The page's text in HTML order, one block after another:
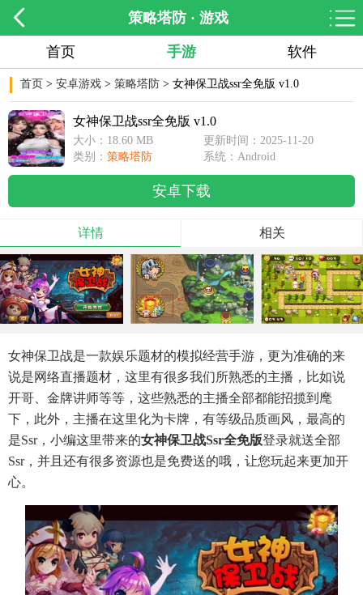
策略塔防 · 游戏
首页 手游 软件
首页 > 安卓游戏 > 策略塔防 > 女神保卫战ssr全免版 v1.0
女神保卫战ssr全免版 v1.0
大小：18.60 MB
更新时间：2025-11-20
17:22:14
类别： 策略塔防 系统：Android
安卓下载
详情 相关
女神保卫战是一款娱乐题材的模拟经营手游，更为准确的来
说是网络直播题材，这里有很多我们所熟悉的主播，比如说
开哥、金牌讲师等等，这些熟悉的主播全部都能招揽到麾
下，此外，主播在这里化为卡牌，有等级品质画风，最高的
是ssr，小编这里带来的女神保卫战ssr全免版登录就送全部
Ssr，并且还有很多资源也是免费送的哦，让您玩起来更加开
心。